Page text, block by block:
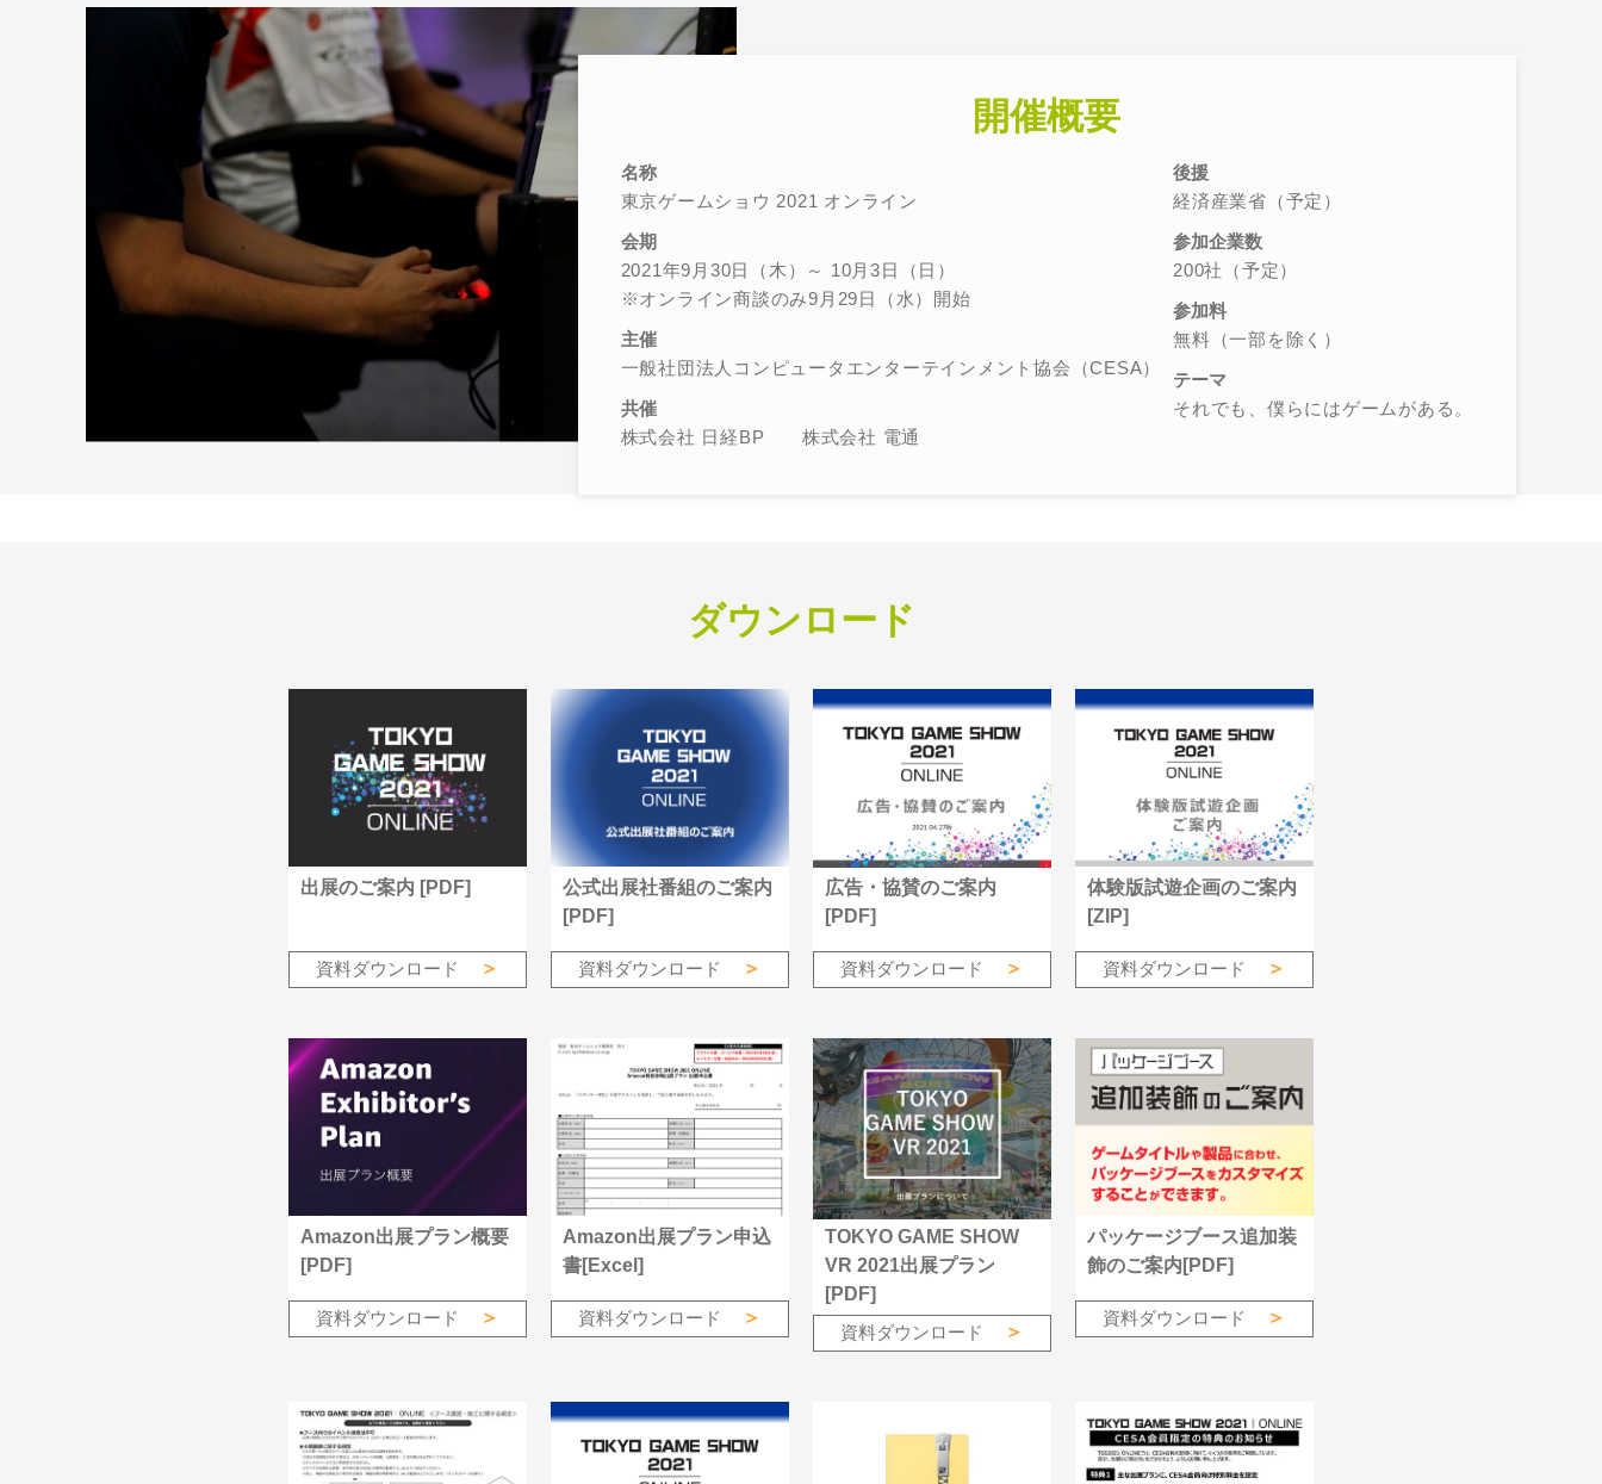
開催概要
名称
東京ゲームショウ 2021 オンライン
会期
2021年9月30日（木）～ 10月3日（日）
※オンライン商談のみ9月29日（水）開始
主催
一般社団法人コンピュータエンターテインメント協会（CESA）
共催
株式会社 日経BP 株式会社 電通
後援
経済産業省（予定）
参加企業数
200社（予定）
参加料
無料（一部を除く）
テーマ
それでも、僕らにはゲームがある。
ダウンロード
出展のご案内 [PDF]
資料ダウンロード
公式出展社番組のご案内
[PDF]
資料ダウンロード
広告・協賛のご案内
[PDF]
資料ダウンロード
体験版試遊企画のご案内
[ZIP]
資料ダウンロード
Amazon出展プラン概要
[PDF]
資料ダウンロード
Amazon出展プラン申込
書[Excel]
資料ダウンロード
TOKYO GAME SHOW
VR 2021出展プラン
[PDF]
資料ダウンロード
パッケージブース追加装
飾のご案内[PDF]
資料ダウンロード